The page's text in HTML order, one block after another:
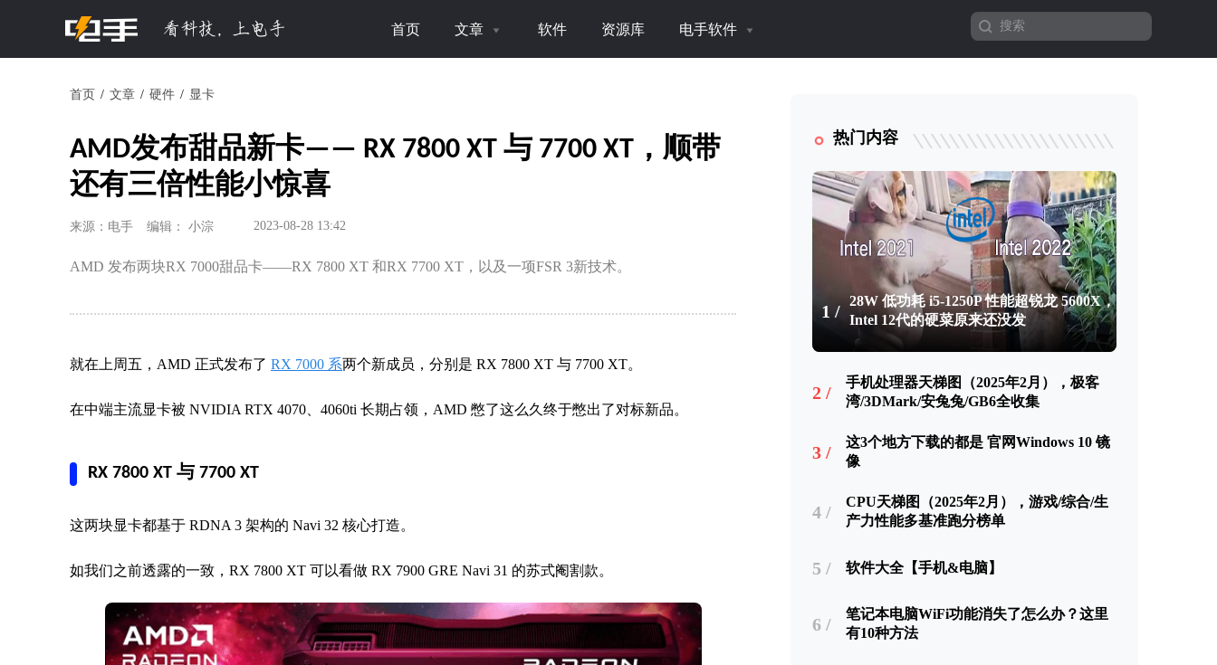
首页 文章 软件 资源库 电手软件
首页 文章 硬件 显卡
AMD发布甜品新卡—— RX 7800 XT 与 7700 XT，顺带
还有三倍性能小惊喜
来源：电手 编辑： 小淙 2023-08-28 13:42
AMD 发布两块RX 7000甜品卡——RX 7800 XT 和RX 7700 XT，以及一项FSR 3新技术。
就在上周五，AMD 正式发布了 RX 7000 系两个新成员，分别是 RX 7800 XT 与 7700 XT。
在中端主流显卡被 NVIDIA RTX 4070、4060ti 长期占领，AMD 憋了这么久终于憋出了对标新品。
RX 7800 XT 与 7700 XT
这两块显卡都基于 RDNA 3 架构的 Navi 32 核心打造。
如我们之前透露的一致，RX 7800 XT 可以看做 RX 7900 GRE Navi 31 的苏式阉割款。
热门内容
1 /
28W 低功耗 i5-1250P 性能超锐龙 5600X，
Intel 12代的硬菜原来还没发
2 /
手机处理器天梯图（2025年2月），极客
湾/3DMark/安兔兔/GB6全收集
3 /
这3个地方下载的都是 官网Windows 10 镜
像
4 /
CPU天梯图（2025年2月），游戏/综合/生
产力性能多基准跑分榜单
5 / 软件大全【手机&电脑】
6 /
笔记本电脑WiFi功能消失了怎么办？这里
有10种方法